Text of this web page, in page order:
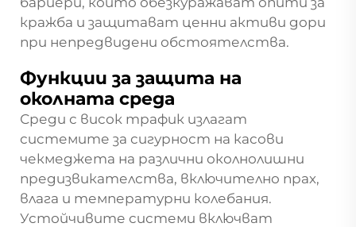
кражба и защитават ценни активи дори
при непредвидени обстоятелства.
Функции за защита на
околната среда
Среди с висок трафик излагат
системите за сигурност на касови
чекмеджета на различни околнолишни
предизвикателства, включително прах,
влага и температурни колебания.
Устойчивите системи включват